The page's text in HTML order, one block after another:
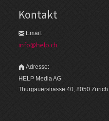
Kontakt
Email:
info@help.ch
Adresse:
HELP Media AG
Thurgauerstrasse 40, 8050 Zürich